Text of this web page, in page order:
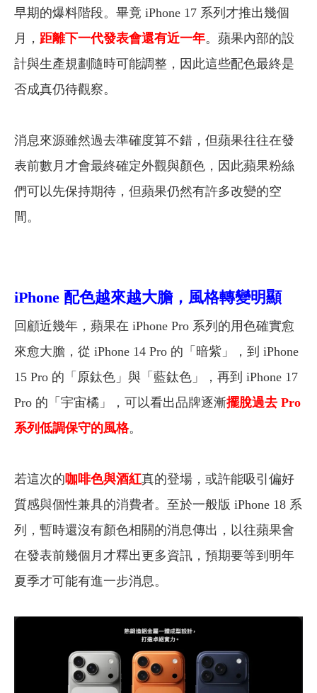
早期的爆料階段。畢竟 iPhone 17 系列才推出幾個
月， 距離下一代發表會還有近一年。蘋果內部的設
計與生產規劃隨時可能調整，因此這些配色最終是
否成真仍待觀察。
消息來源雖然過去準確度算不錯，但蘋果往往在發
表前數月才會最終確定外觀與顏色，因此蘋果粉絲
們可以先保持期待，但蘋果仍然有許多改變的空
間。
iPhone 配色越來越大膽，風格轉變明顯
回顧近幾年，蘋果在 iPhone Pro 系列的用色確實愈
來愈大膽，從 iPhone 14 Pro 的「暗紫」，到 iPhone
15 Pro 的「原鈦色」與「藍鈦色」，再到 iPhone 17
Pro 的「宇宙橘」，可以看出品牌逐漸擺脫過去 Pro
系列低調保守的風格。
若這次的咖啡色與酒紅真的登場，或許能吸引偏好
質感與個性兼具的消費者。 至於一般版 iPhone 18 系
列，暫時還沒有顏色相關的消息傳出，以往蘋果會
在發表前幾個月才釋出更多資訊，預期要等到明年
夏季才可能有進一步消息。